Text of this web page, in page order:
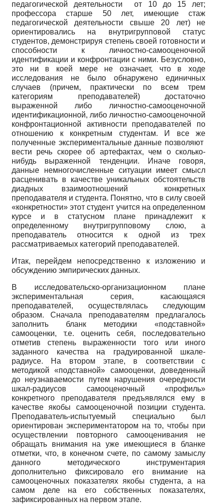
педагогической деятельности от 10 до 15 лет;
профессора старше 50 лет, имеющие стаж
педагогической деятельности свыше 20 лет) не
ориентировались на внутригрупповой статус
студентов, демонстрируя степень своей готовности и
способности к личностно-самооценочной
идентификации и конфронтации с ними. Безусловно,
это ни в коей мере не означает, что в ходе
исследования не было обнаружено единичных
случаев (причем, практически по всем трем
категориям преподавателей) достаточно
выраженной либо личностно-самооценочной
идентификационной, либо личностно-самооценочной
конфронтационной активности преподавателей по
отношению к конкретным студентам. И все же
полученные экспериментальные данные позволяют
вести речь скорее об артефактах, чем о сколько-
нибудь выраженной тенденции. Иначе говоря,
данные немногочисленные ситуации имеет смысл
расценивать в качестве уникальных обстоятельств
диадных взаимоотношений конкретных
преподавателя и студента. Понятно, что в силу своей
«конкретности» этот студент учится на определенном
курсе и в статусном плане принадлежит к
определенному внутригрупповому слою, а
преподаватель относится к одной из трех
рассматриваемых категорий преподавателей.
Итак, перейдем непосредственно к изложению и
обсуждению эмпирических данных.
В исследовательско-организационном плане
экспериментальная серия, касающаяся
преподавателей, осуществлялась следующим
образом. Сначала преподавателям предлагалось
заполнить бланк методики «подставной»
самооценки, т.е. оценить себя, последовательно
отметив степень выраженности того или иного
заданного качества на градуированной шкале-
радиусе. На втором этапе, в соответствии с
методикой «подставной» самооценки, доведенный
до неузнаваемости путем нарушения очередности
шкал-радиусов самооценочный «профиль»
конкретного преподавателя предъявлялся ему в
качестве якобы самооценочной позиции студента.
Преподаватель-испытуемый специально был
ориентирован экспериментатором на то, чтобы при
осуществлении повторного самооценивания не
обращать внимания на уже имеющиеся в бланке
отметки, что, в конечном счете, по самому замыслу
данного методического инструментария
дополнительно фиксировало его внимание на
самооценочных показателях якобы студента, а на
самом деле на его собственных показателях,
зафиксированных на первом этапе.